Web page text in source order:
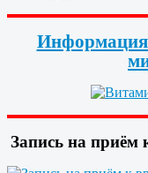
Информация
Запись на приём